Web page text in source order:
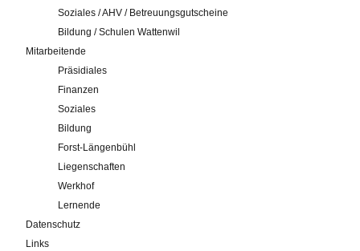
Soziales / AHV / Betreuungsgutscheine
Bildung / Schulen Wattenwil
Mitarbeitende
Präsidiales
Finanzen
Soziales
Bildung
Forst-Längenbühl
Liegenschaften
Werkhof
Lernende
Datenschutz
Links